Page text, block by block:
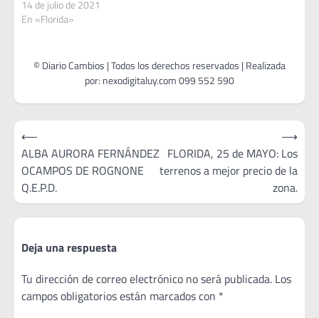
14 de julio de 2021
En «Florida»
Navegación
de
entradas
⟵
ALBA AURORA FERNÁNDEZ
OCAMPOS DE ROGNONE
Q.E.P.D.
FLORIDA, 25 de MAYO: Los
terrenos a mejor precio de la
zona.
⟶
Deja una respuesta
Tu dirección de correo electrónico no será publicada. Los
campos obligatorios están marcados con *